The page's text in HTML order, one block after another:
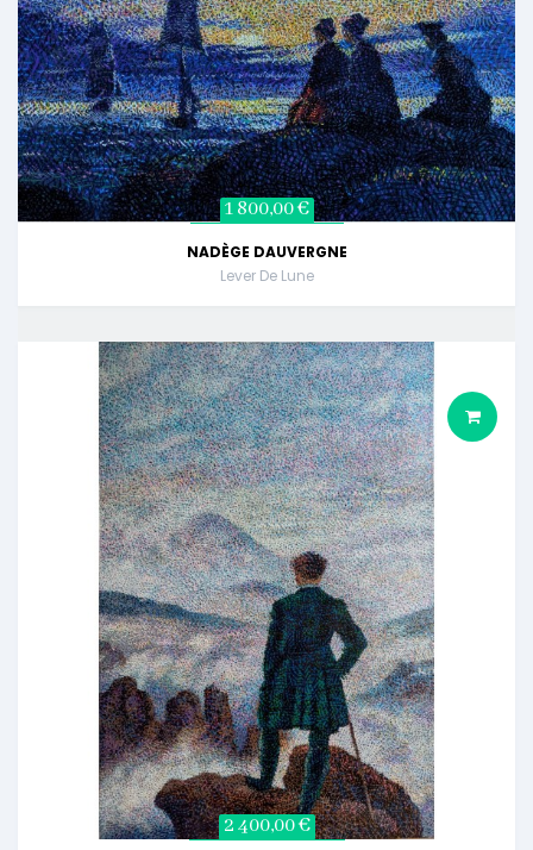
1 800,00 €
NADÈGE DAUVERGNE
Lever De Lune
2 400,00 €